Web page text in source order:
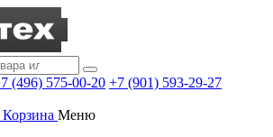
(496) 575-00-20 +7 (901) 593-29-27
Корзина Меню